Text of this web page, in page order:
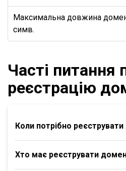
Максимальна довжина
симв.
Часті питання
реєстрацію
Коли потрібно
Хто має реєструвати